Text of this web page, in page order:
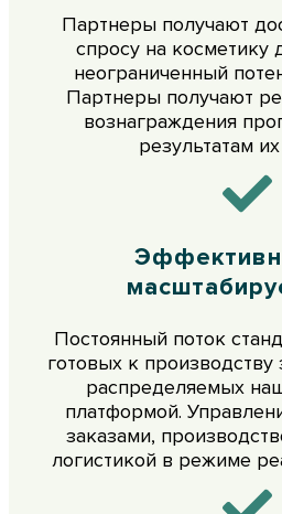
Партнеры получают
спросу на косметику
неограниченный
Партнеры получают
вознаграждения
результатам
Постоянный поток
готовых к производству
распределяемых
платформой.
заказами,
логистикой в режиме